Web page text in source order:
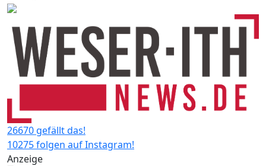
26670 gefällt das!
10275 folgen auf Instagram!
Anzeige